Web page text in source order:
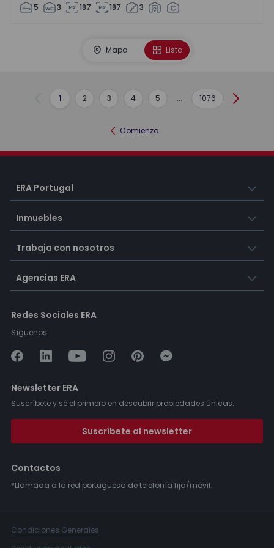
5 3 187 187 3
Mapa Lista
Anterior
1 2 3 4 5 ... 1076
Comienzo
ERA Portugal
Inmuebles
Trabaja con nosotros
Agencias ERA
Redes Sociales ERA
Síguenos:
Newsletter ERA
Suscríbete y sé el primero en descubrir propiedades únicas.
Suscríbete al newsletter
Contactos
*Llamada a la red portuguesa de telefonía fija/móvil.
Condiciones Generales